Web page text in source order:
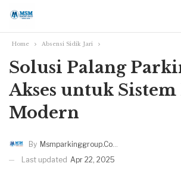
Home Absensi Sidik Jari
Solusi Palang
Akses untuk
Modern
By Msmparkinggroup.com
Last updated Apr 22, 2025